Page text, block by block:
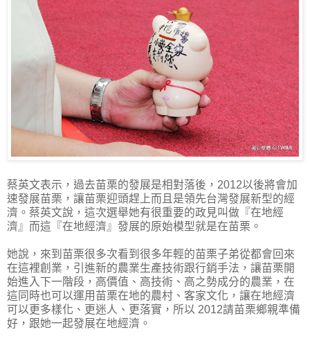
蔡英文表示，過去苗栗的發展是相對落後，2012以後將會加
速發展苗栗，讓苗栗迎頭趕上而且是領先台灣發展新型的經
濟。蔡英文說，這次選舉她有很重要的政見叫做『在地經
濟』而這『在地經濟』發展的原始模型就是在苗栗。
她說，來到苗栗很多次看到很多年輕的苗栗子弟從都會回來
在這裡創業，引進新的農業生產技術跟行銷手法，讓苗栗開
始進入下一階段，高價值、高技術、高之勢成分的農業，在
這同時也可以運用苗栗在地的農村、客家文化，讓在地經濟
可以更多樣化、更迷人、更落實，所以 2012請苗栗鄉親準備
好，跟她一起發展在地經濟。